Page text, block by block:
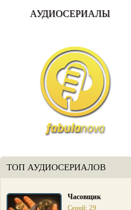
АУДИОСЕРИАЛЫ
ТОП АУДИОСЕРИАЛОВ
Часовщик
Серий: 29